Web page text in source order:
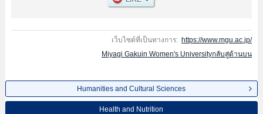
เว็บไซต์ที่เป็นทางการ: https://www.mgu.ac.jp/
Miyagi Gakuin Women's Universityกลับสู่ด้านบน
Humanities and Cultural Sciences
Health and Nutrition